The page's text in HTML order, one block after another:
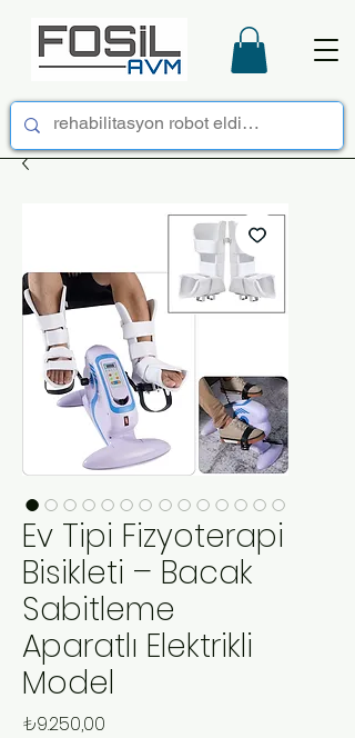
Ev Tipi Fizyoterapi
Bisikleti – Bacak
Sabitleme
Aparatlı Elektrikli
Model
₺9.250,00